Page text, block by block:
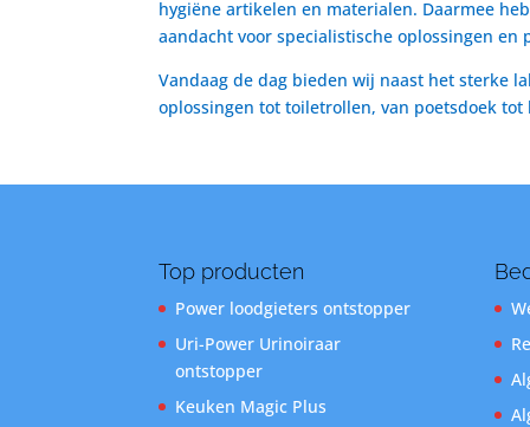
hygiëne artikelen en materialen. Daarmee
aandacht voor specialistische oplossingen en
Vandaag de dag bieden wij naast het sterke
oplossingen tot toiletrollen, van poetsdoek
Top producten
Power loodgieters ontstopper
Uri-Power Urinoiraar
ontstopper
Keuken Magic Plus